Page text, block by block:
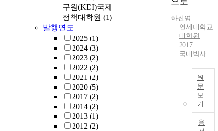
구원(KDI)국제
정책대학원 (1)
발행연도
2025 (1)
2024 (3)
2023 (2)
2022 (2)
2021 (2)
2020 (5)
2017 (2)
2014 (2)
2013 (1)
2012 (2)
하신영
연세대학교
대학원
2017
국내박사
원
문
보
기
음